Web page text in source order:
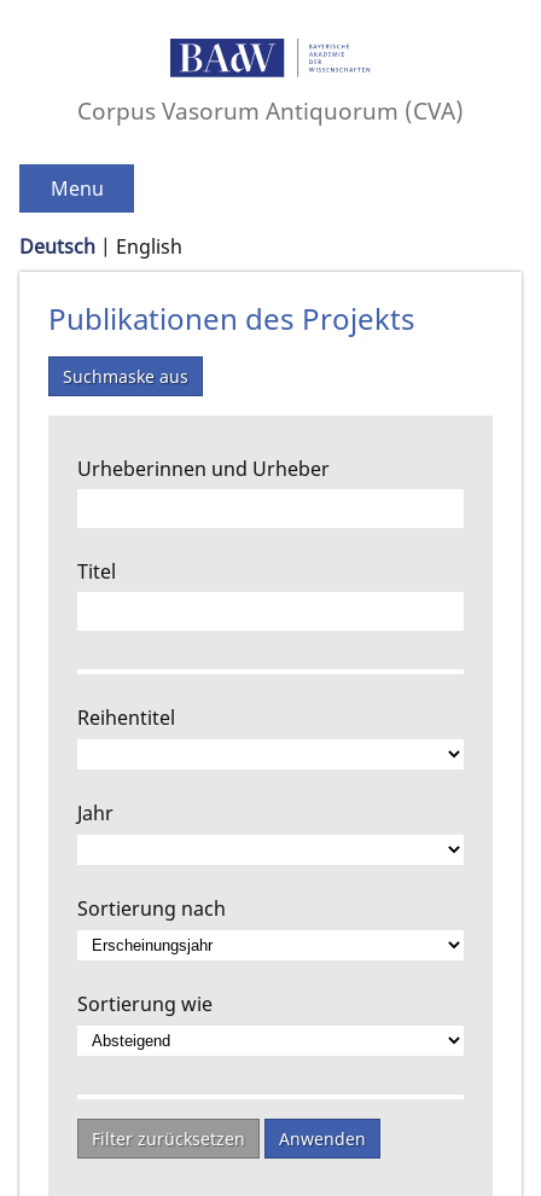
Corpus Vasorum Antiquorum (CVA)
Menu
Deutsch English
Publikationen des Projekts
Suchmaske aus
Urheberinnen und Urheber
Titel
Reihentitel
Jahr
Sortierung nach
Sortierung wie
Filter zurücksetzen Anwenden